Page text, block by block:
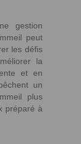
gestion
peut
les défis
la
et en
un
plus
préparé à